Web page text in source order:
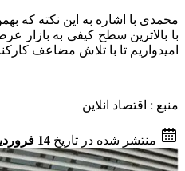
با بالاترین سطح کیفی به
امیدواریم تا با تلاش مضاعف
منبع : اقتصاد انلاین
منتشر شده در تاریخ 14 فروردین 1400